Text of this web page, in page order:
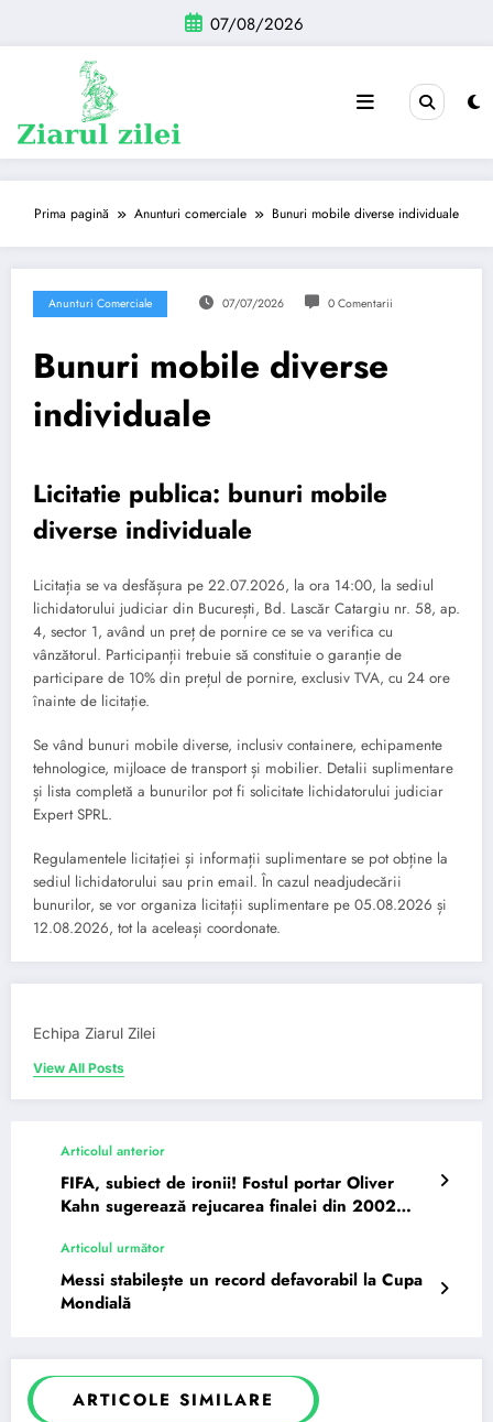
conținut
07/08/2026
Prima pagină Anunturi comerciale Bunuri mobile diverse individuale
Anunturi Comerciale 07/07/2026 0 Comentarii
Bunuri mobile diverse
individuale
Licitatie publica: bunuri mobile
diverse individuale
Licitația se va desfășura pe 22.07.2026, la ora 14:00, la sediul
lichidatorului judiciar din București, Bd. Lascăr Catargiu nr. 58, ap.
4, sector 1, având un preț de pornire ce se va verifica cu
vânzătorul. Participanții trebuie să constituie o garanție de
participare de 10% din prețul de pornire, exclusiv TVA, cu 24 ore
înainte de licitație.
Se vând bunuri mobile diverse, inclusiv containere, echipamente
tehnologice, mijloace de transport și mobilier. Detalii suplimentare
și lista completă a bunurilor pot fi solicitate lichidatorului judiciar
Expert SPRL.
Regulamentele licitației și informații suplimentare se pot obține la
sediul lichidatorului sau prin email. În cazul neadjudecării
bunurilor, se vor organiza licitații suplimentare pe 05.08.2026 și
12.08.2026, tot la aceleași coordonate.
Echipa Ziarul Zilei
View All Posts
Articolul anterior
FIFA, subiect de ironii! Fostul portar Oliver
Kahn sugerează rejucarea finalei din 2002
Articolul următor
Messi stabilește un record defavorabil la Cupa
Mondială
ARTICOLE SIMILARE